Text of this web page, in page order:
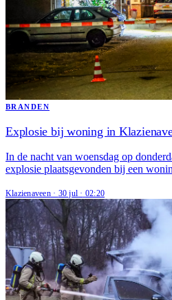
BRANDEN
Explosie bij woning in
In de nacht van woensdag op
explosie plaatsgevonden bij een
Klazienaveen· 30 jul · 02:20